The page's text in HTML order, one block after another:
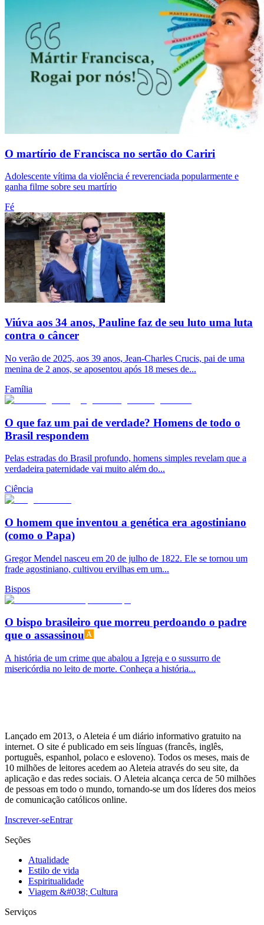
O martírio de Francisca no sertão do Cariri
Adolescente vítima da violência é reverenciada popularmente e
ganha filme sobre seu martírio
Fé
Viúva aos 34 anos, Pauline faz de seu luto uma luta
contra o câncer
No verão de 2025, aos 39 anos, Jean-Charles Crucis, pai de uma
menina de 2 anos, se aposentou após 18 meses de...
Família
O que faz um pai de verdade? Homens de todo o
Brasil respondem
Pelas estradas do Brasil profundo, homens simples revelam que a
verdadeira paternidade vai muito além do...
Ciência
O homem que inventou a genética era agostiniano
(como o Papa)
Gregor Mendel nasceu em 20 de julho de 1822. Ele se tornou um
frade agostiniano, cultivou ervilhas em um...
Bispos
O bispo brasileiro que morreu perdoando o padre
que o assassinou
A história de um crime que abalou a Igreja e o sussurro de
misericórdia no leito de morte. Conheça a história...
Lançado em 2013, o Aleteia é um diário informativo gratuito na
internet. O site é publicado em seis línguas (francês, inglês,
português, espanhol, polaco e esloveno). Todos os meses, mais de
10 milhões de leitores acedem ao Aleteia através do seu site, da
aplicação e das redes sociais. O Aleteia alcança cerca de 50 milhões
de pessoas em todo o mundo, tornando-se um dos líderes dos meios
de comunicação católicos online.
Inscrever-seEntrar
Seções
Atualidade
Estilo de vida
Espiritualidade
Viagem &#038; Cultura
Serviços